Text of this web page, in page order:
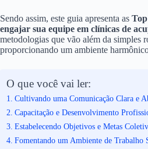
Sendo assim, este guia apresenta as
engajar sua equipe em clínicas de
metodologias que vão além da simples
proporcionando um ambiente
O que você vai ler:
Cultivando uma Comunicação Clara e
Capacitação e Desenvolvimento
Estabelecendo Objetivos e Metas
Fomentando um Ambiente de Trabalho